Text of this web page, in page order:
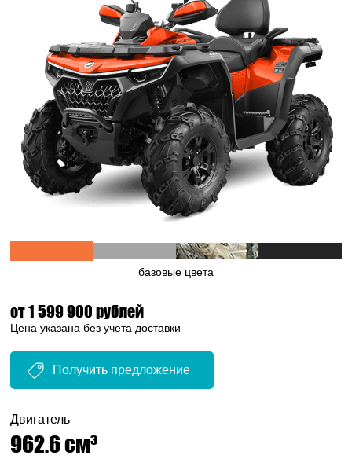
Камуфляж
базовые цвета
от 1 599 900 рублей
Цена указана без учета доставки
Получить предложение
Двигатель
962.6 см³